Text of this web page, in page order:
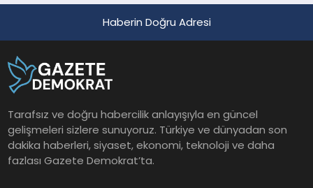
Haberin Doğru Adresi
Tarafsız ve doğru habercilik anlayışıyla en güncel
gelişmeleri sizlere sunuyoruz. Türkiye ve dünyadan son
dakika haberleri, siyaset, ekonomi, teknoloji ve daha
fazlası Gazete Demokrat’ta.